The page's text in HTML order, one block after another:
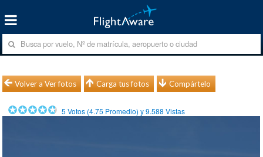
Volver a Ver fotos Carga tus fotos Compártelo
5 Votos (4.75 Promedio) y9.588 Vistas